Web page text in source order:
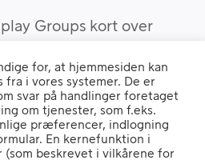
Groups kort over
og hoteller, som kan
i Danmark.
vil du opleve, at siden ikke fungerer
for, at hjemmesiden kan
fra i vores systemer. De er
svar på handlinger foretaget
om tjenester, som f.eks.
præferencer, indlogning
En kernefunktion i
beskrevet i vilkårene for